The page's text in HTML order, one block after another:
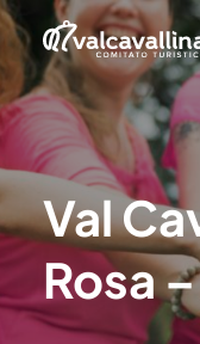
Val
Rosa